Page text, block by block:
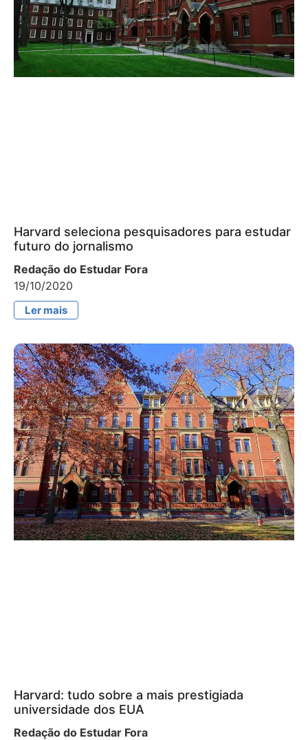
Harvard seleciona pesquisadores para estudar
futuro do jornalismo
Redação do Estudar Fora
19/10/2020
Ler mais
Harvard: tudo sobre a mais prestigiada
universidade dos EUA
Redação do Estudar Fora